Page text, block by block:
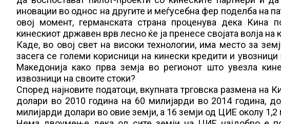
иновации во однос на другите и меѓусебна фер поделба на
овој момент, германската страна проценува дека Кина
кинескиот државен врв лесно ќе ја пренесе својата волја на
Каде, во овој свет на високи технологии, има место за
засега се големи корисници на кинески кредити и увозници
Македонија како прва земја во регионот што увезла
извозници на своите стоки?
Според најновите податоци, вкупната трговска размена на
долари во 2010 година на 60 милијарди во 2014 година,
милијарди долари во овие земји, а 16 земји од ЦИЕ околу